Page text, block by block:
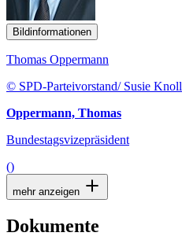
Bildinformationen
Thomas Oppermann
© SPD-Parteivorstand/ Susie Knoll
Oppermann, Thomas
Bundestagsvizepräsident
()
mehr anzeigen
Dokumente